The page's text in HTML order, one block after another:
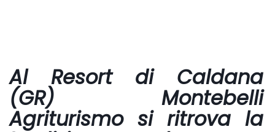
Al Resort di Caldana
(GR) Montebelli
Agriturismo si ritrova la